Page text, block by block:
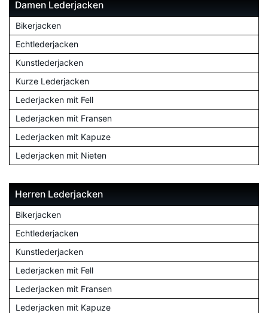
Damen Lederjacken
Bikerjacken
Echtlederjacken
Kunstlederjacken
Kurze Lederjacken
Lederjacken mit Fell
Lederjacken mit Fransen
Lederjacken mit Kapuze
Lederjacken mit Nieten
Herren Lederjacken
Bikerjacken
Echtlederjacken
Kunstlederjacken
Lederjacken mit Fell
Lederjacken mit Fransen
Lederjacken mit Kapuze